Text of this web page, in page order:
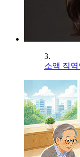
3.
소액 직